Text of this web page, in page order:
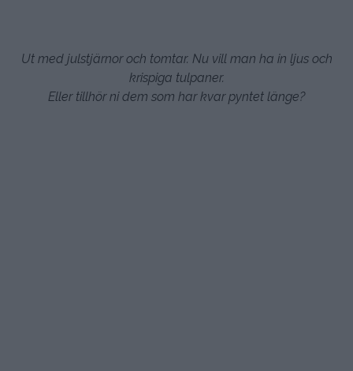
Ut med julstjärnor och tomtar. Nu vill man ha in ljus och
krispiga tulpaner.
Eller tillhör ni dem som har kvar pyntet länge?